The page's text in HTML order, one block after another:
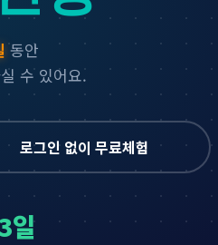
동안
수 있어요.
로그인 없이 무료체험
일